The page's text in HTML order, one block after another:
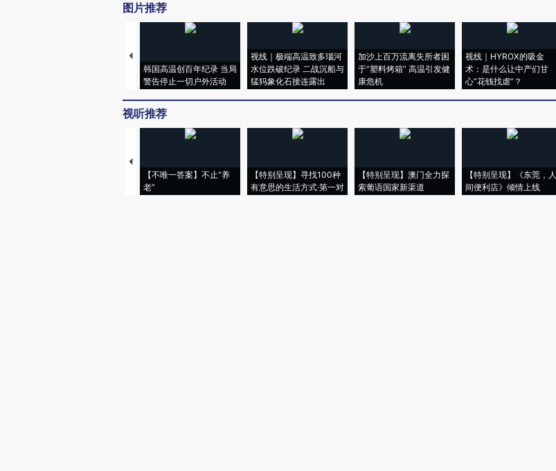
图片推荐
韩国高温创百年纪录 当局
警告停止一切户外活动
视线｜极端高温致多瑙河
水位跌破纪录 二战沉船与
猛犸象化石接连露出
加沙上百万流离失所者困
于“塑料烤箱” 高温引发健
康危机
视线｜HYROX的吸金
术：是什么让中产们甘
心“花钱找虐”？
视听推荐
【不唯一答案】不止“养
老”
【特别呈现】寻找100种
有意思的生活方式·第一对
【特别呈现】澳门全力探
索葡语国家新渠道
【特别呈现】《东莞，人
间便利店》倾情上线